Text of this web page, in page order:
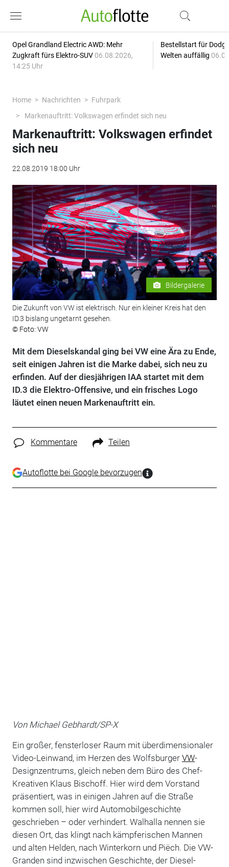
Opel Grandland Electric AWD: Mehr
Zugkraft fürs Elektro-SUV 06.08.2026,
14:25 Uhr
Bestellstart für
Welten auffällig
Home Nachrichten
Fuhrpark
Markenauftritt: Volkswagen erfindet sich neu
Markenauftritt: Volkswagen erfindet
sich neu
22.08.2019 18:00 Uhr
Bildergalerie
Die Zukunft von VW ist elektrisch. Nur ein kleiner Kreis hat den
ID.3 bislang ungetarnt gesehen.
© Foto: VW
Mit dem Dieselskandal ging bei VW eine Ära zu Ende,
seit einigen Jahren ist die Marke dabei, sich neu zu
erfinden. Auf der diesjährigen IAA startet mit dem
ID.3 die Elektro-Offensive, und ein frisches Logo
läutet einen neuen Markenauftritt ein.
Kommentare Teilen
Autoflotte bei Google bevorzugen
Von Michael Gebhardt/SP-X
Ein großer, fensterloser Raum mit überdimensionaler
Video-Leinwand, im Herzen des Wolfsburger VW-
Designzentrums, gleich neben dem Büro des Chef-
Kreativen Klaus Bischoff. Hier wird dem Vorstand
präsentiert, was in einigen Jahren auf die Straße
kommen soll, hier wird Automobilgeschichte
geschrieben – oder verhindert. Walhalla nennen sie
diesen Ort, das klingt nach kämpferischen Mannen
und alten Helden, nach Winterkorn und Piëch. Die VW-
Granden sind inzwischen Geschichte, der Diesel-